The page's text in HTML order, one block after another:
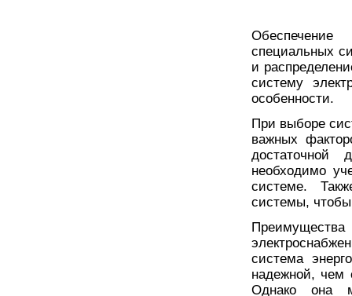
Обеспечение
специальных
и
систему
особенности.
При выборе
важных
достаточной
необходимо
системе.
системы,
система
надежной, чем
Однако она